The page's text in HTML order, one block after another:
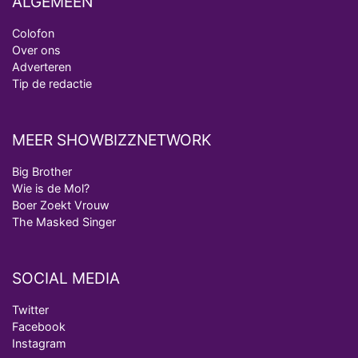
Colofon
Over ons
Adverteren
Tip de redactie
MEER SHOWBIZZNETWORK
Big Brother
Wie is de Mol?
Boer Zoekt Vrouw
The Masked Singer
SOCIAL MEDIA
Twitter
Facebook
Instagram